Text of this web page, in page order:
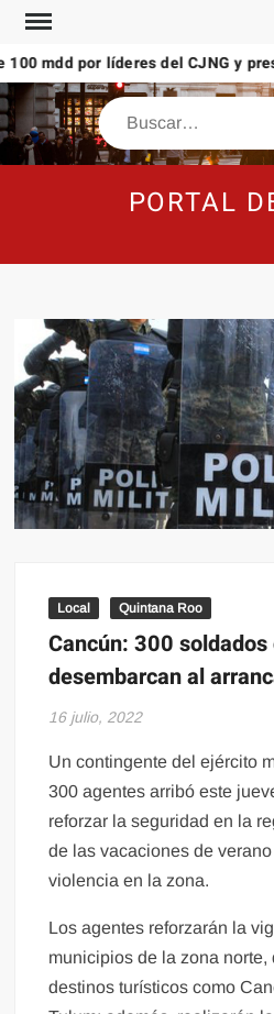
Saltar
contenido
mdd por líderes del CJNG y
Buscar
PORTAL
Local Quintana Roo
Cancún: 300
desembarcan al
16 julio, 2022
Un contingente del ejército
300 agentes arribó este
reforzar la seguridad en la
de las vacaciones de
violencia en la zona.
Los agentes reforzarán la
municipios de la zona norte,
destinos turísticos como